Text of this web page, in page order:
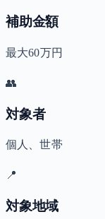
補助金額
最大60万円
👥
対象者
個人、世帯
📍
対象地域